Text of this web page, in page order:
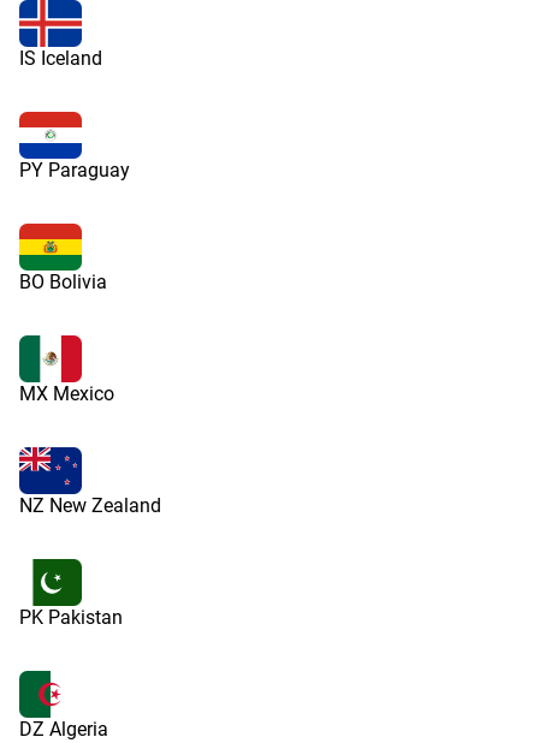
IS Iceland
PY Paraguay
BO Bolivia
MX Mexico
NZ New Zealand
PK Pakistan
DZ Algeria